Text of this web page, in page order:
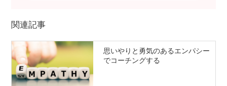
関連記事
思いやりと勇気のあるエンパシー
でコーチングする